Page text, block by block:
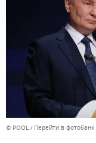
© POOL Перейти в фотобанк